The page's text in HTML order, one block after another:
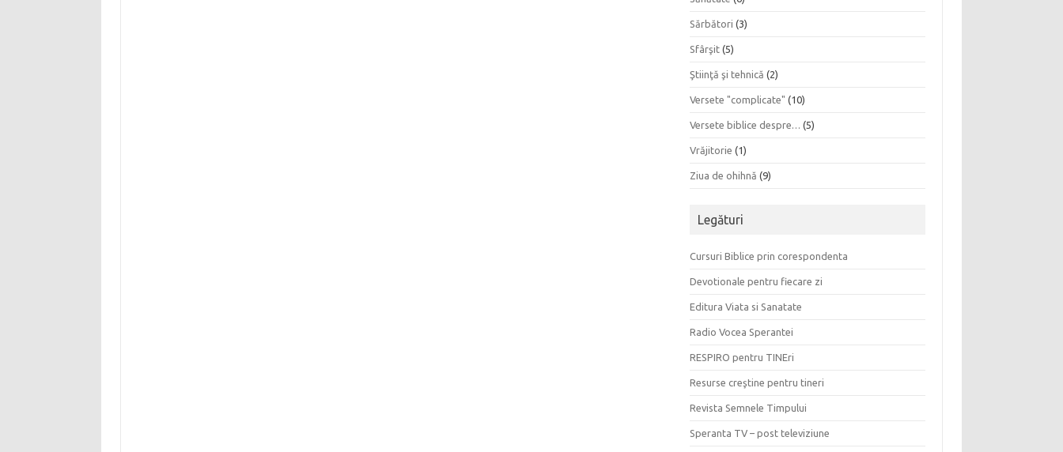
Sărbători (3)
Sfârşit (5)
Ştiinţă şi tehnică (2)
Versete "complicate" (10)
Versete biblice despre… (5)
Vrăjitorie (1)
Ziua de ohihnă (9)
Legături
Cursuri Biblice prin corespondenta
Devotionale pentru fiecare zi
Editura Viata si Sanatate
Radio Vocea Sperantei
RESPIRO pentru TINEri
Resurse creştine pentru tineri
Revista Semnele Timpului
Speranta TV – post televiziune